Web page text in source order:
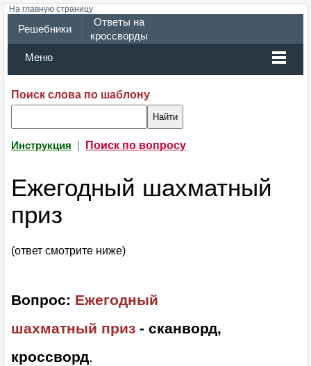
На главную страницу
Решебники
Ответы на
кроссворды
Меню
Поиск слова по шаблону
Инструкция Поиск по вопросу
Ежегодный шахматный
приз
(ответ смотрите ниже)
Вопрос: Ежегодный
шахматный приз - сканворд,
кроссворд.